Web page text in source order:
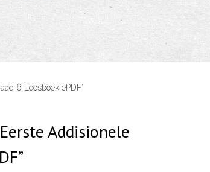
6 Leesboek ePDF”
Addisionele